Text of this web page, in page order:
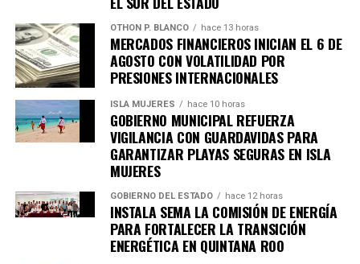
OTHON P. BLANCO hace 13 horas
MERCADOS FINANCIEROS INICIAN EL 6 DE
AGOSTO CON VOLATILIDAD POR
PRESIONES INTERNACIONALES
ISLA MUJERES hace 10 horas
GOBIERNO MUNICIPAL REFUERZA
VIGILANCIA CON GUARDAVIDAS PARA
GARANTIZAR PLAYAS SEGURAS EN ISLA
MUJERES
GOBIERNO DEL ESTADO hace 12 horas
INSTALA SEMA LA COMISIÓN DE ENERGÍA
PARA FORTALECER LA TRANSICIÓN
ENERGÉTICA EN QUINTANA ROO